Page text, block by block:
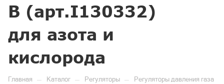
B (арт.I130332)
для азота и
кислорода
Главная — Каталог — Регуляторы — Регуляторы давления газа